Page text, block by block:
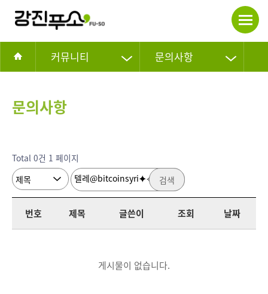
커뮤니티 문의사항
문의사항
Total 0건 1 페이지
검색
번호 제목 글쓴이 조회 날짜
게시물이 없습니다.